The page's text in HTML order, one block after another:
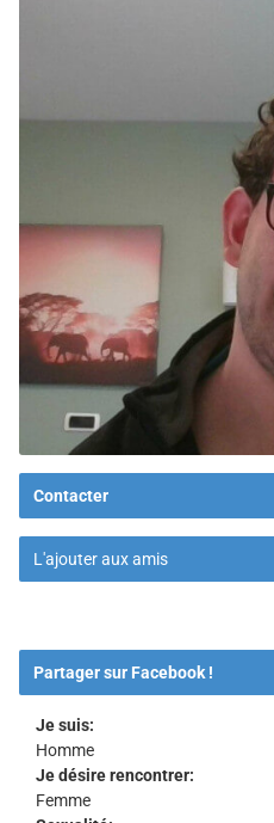
Contacter
L'ajouter aux amis
Partager sur Facebook !
Je suis:
Homme
Je désire rencontrer:
Femme